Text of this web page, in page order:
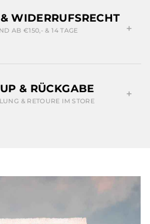
WIDERRUFSRECHT
AB €150,- & 14 TAGE
& RÜCKGABE
& RETOURE IM STORE